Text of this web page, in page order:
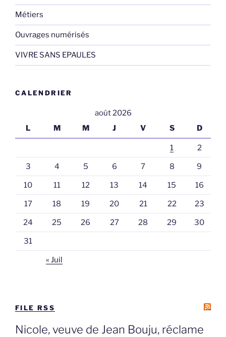
Métiers
Ouvrages numérisés
VIVRE SANS EPAULES
CALENDRIER
août 2026
L
M M J V S D
1 2
3 4 5 6 7 8 9
10 11 12 13 14 15 16
17 18 19 20 21 22 23
24 25 26 27 28 29 30
31
« Juil
FILE RSS
Nicole, veuve de Jean Bouju, réclame